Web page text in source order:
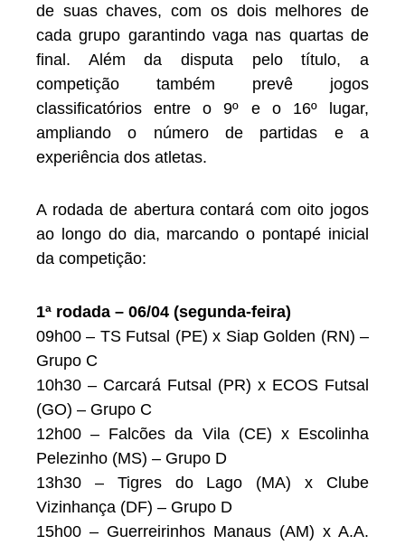
de suas chaves, com os dois melhores de
cada grupo garantindo vaga nas quartas de
final. Além da disputa pelo título, a
competição também prevê jogos
classificatórios entre o 9º e o 16º lugar,
ampliando o número de partidas e a
experiência dos atletas.
A rodada de abertura contará com oito jogos
ao longo do dia, marcando o pontapé inicial
da competição:
1ª rodada – 06/04 (segunda-feira)
09h00 – TS Futsal (PE) x Siap Golden (RN) –
Grupo C
10h30 – Carcará Futsal (PR) x ECOS Futsal
(GO) – Grupo C
12h00 – Falcões da Vila (CE) x Escolinha
Pelezinho (MS) – Grupo D
13h30 – Tigres do Lago (MA) x Clube
Vizinhança (DF) – Grupo D
15h00 – Guerreirinhos Manaus (AM) x A.A.